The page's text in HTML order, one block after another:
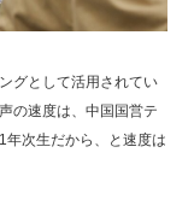
グとして活用されてい
の速度は、中国国営テ
年次生だから、と速度は